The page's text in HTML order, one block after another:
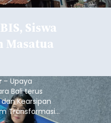
Siswa
Masatua
– Upaya
Bali terus
Kearsipan
Transformasi